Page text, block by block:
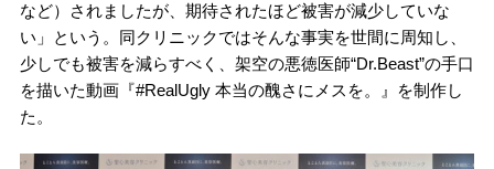
など）されましたが、期待されたほど被害が減少していな
い」という。同クリニックではそんな事実を世間に周知し、
少しでも被害を減らすべく、架空の悪徳医師“Dr.Beast”の手口
を描いた動画『#RealUgly 本当の醜さにメスを。』を制作し
た。